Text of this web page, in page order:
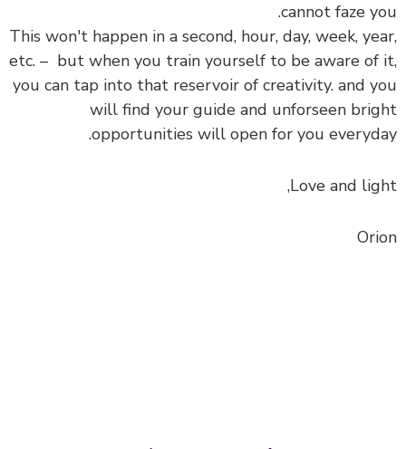
cannot faze you.
This won't happen in a second, hour, day, week, year,
etc. – but when you train yourself to be aware of it,
you can tap into that reservoir of creativity. and you
will find your guide and unforseen bright
opportunities will open for you everyday.
Love and light,
Orion